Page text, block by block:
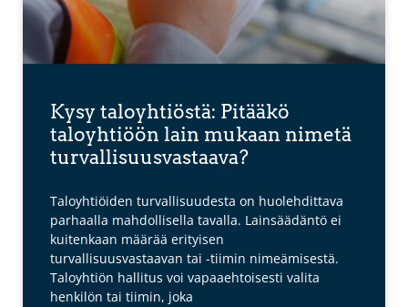
Kysy taloyhtiöstä: Pitääkö
taloyhtiöön lain mukaan nimetä
turvallisuusvastaava?
Taloyhtiöiden turvallisuudesta on huolehdittava
parhaalla mahdollisella tavalla. Lainsäädäntö ei
kuitenkaan määrää erityisen
turvallisuusvastaavan tai -tiimin nimeämisestä.
Taloyhtiön hallitus voi vapaaehtoisesti valita
henkilön tai tiimin, joka